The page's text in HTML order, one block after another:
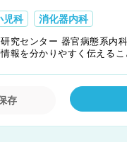
児科 消化器内科
究センター 器官病態系内
報を分かりやすく伝える
存